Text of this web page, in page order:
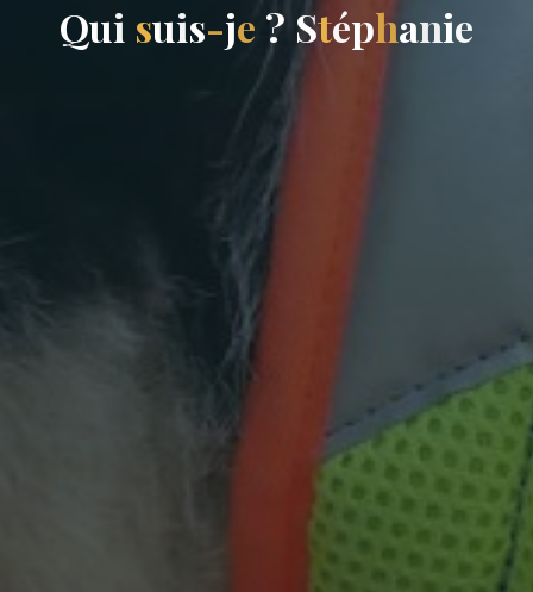
Qui suis-je ? Stéphanie